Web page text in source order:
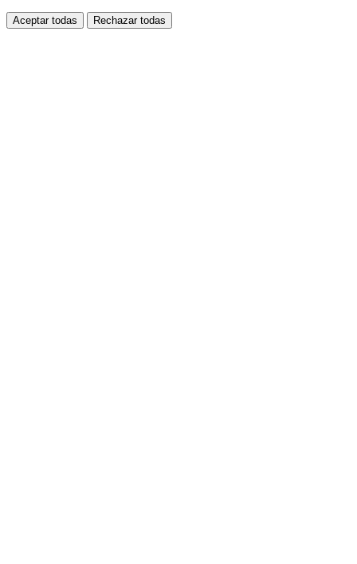
Aceptar todas Rechazar todas